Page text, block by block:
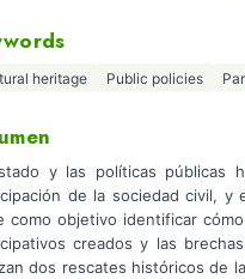
heritage Public policies
y las políticas públicas
de la sociedad civil,
como objetivo identificar
creados y las
dos rescates históricos de